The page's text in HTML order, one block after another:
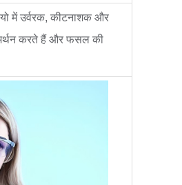
में उर्वरक, कीटनाशक और
करते हैं और फसल की